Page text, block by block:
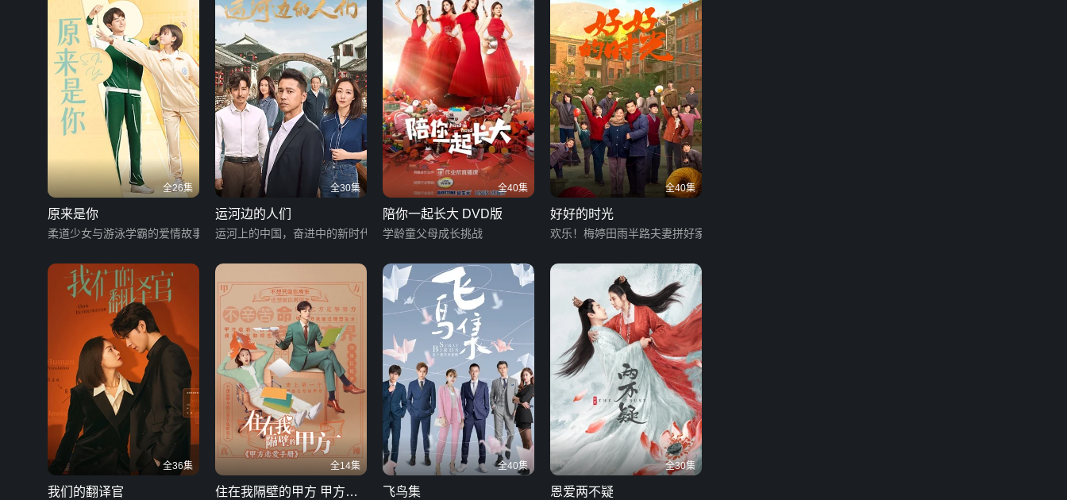
全26集
原来是你
柔道少女与游泳学霸的爱情故事
全30集
运河边的人们
运河上的中国，奋进中的新时代
全40集
陪你一起长大 DVD版
学龄童父母成长挑战
全40集
好好的时光
欢乐！梅婷田雨半路夫妻拼好家
全36集
我们的翻译官
全14集
住在我隔壁的甲方 甲方恋
全40集
飞鸟集
全30集
恩爱两不疑